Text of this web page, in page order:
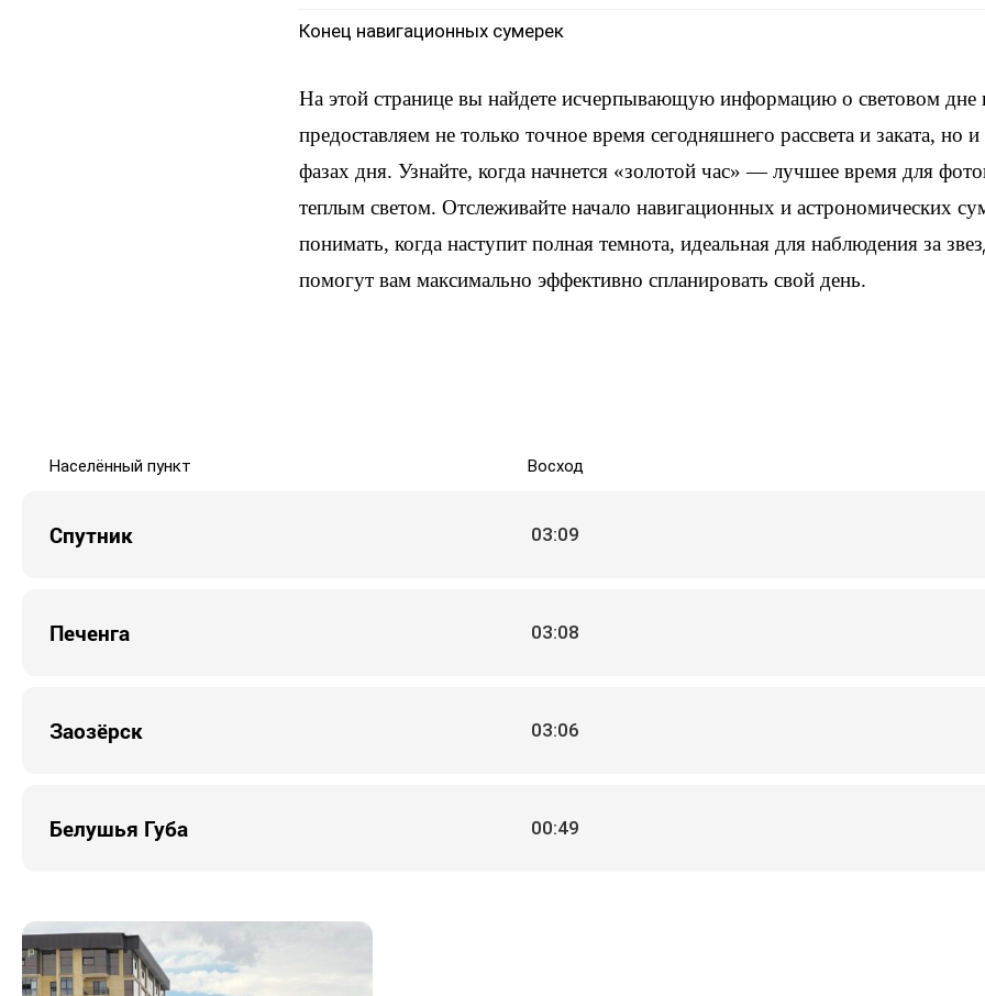
Конец навигационных сумерек
На этой странице вы найдете исчерпывающую информацию о световом
предоставляем не только точное время сегодняшнего рассвета и заката, но
фазах дня. Узнайте, когда начнется «золотой час» — лучшее время для
теплым светом. Отслеживайте начало навигационных и астрономических
понимать, когда наступит полная темнота, идеальная для наблюдения за
помогут вам максимально эффективно спланировать свой день.
Населённый пункт Восход
Спутник 03:09
Печенга 03:08
Заозёрск 03:06
Белушья Губа 00:49